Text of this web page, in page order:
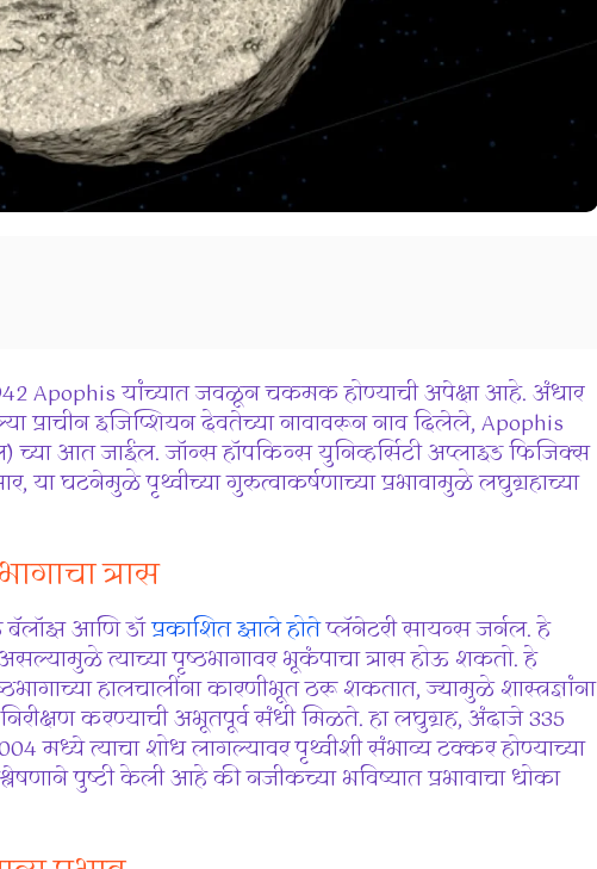
Apophis यांच्यात जवळून चकमक होण्याची अपेक्षा आहे. अंधार
इजिप्शियन देवतेच्या नावावरून नाव दिलेले, Apophis
च्या आत जाईल. जॉन्स हॉपकिन्स युनिव्हर्सिटी अप्लाइड फिजिक्स
घटनेमुळे पृथ्वीच्या गुरुत्वाकर्षणाच्या प्रभावामुळे लघुग्रहाच्या
त्रास
बॅलॉझ आणि डॉप्रकाशित झाले होतेप्लॅनेटरी सायन्स जर्नल. हे
त्याच्या पृष्ठभागावर भूकंपाचा त्रास होऊ शकतो. हे
हालचालींना कारणीभूत ठरू शकतात, ज्यामुळे शास्त्रज्ञांना
करण्याची अभूतपूर्व संधी मिळते. हा लघुग्रह, अंदाजे 335
मध्ये त्याचा शोध लागल्यावर पृथ्वीशी संभाव्य टक्कर होण्याच्या
पुष्टी केली आहे की नजीकच्या भविष्यात प्रभावाचा धोका